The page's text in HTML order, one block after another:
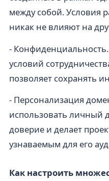
между собой. Условия
никак не влияют на
-
условий
позволяет сохранять
- Персонализация
использовать личный
доверие и делает
узнаваемым для его
Как настроить